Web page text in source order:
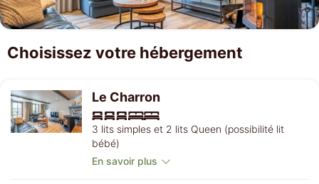
Choisissez votre hébergement
Le Charron
3 lits simples et 2 lits Queen (possibilité lit
bébé)
En savoir plus